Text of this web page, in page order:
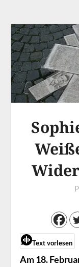
Text vorlesen
Am 18.